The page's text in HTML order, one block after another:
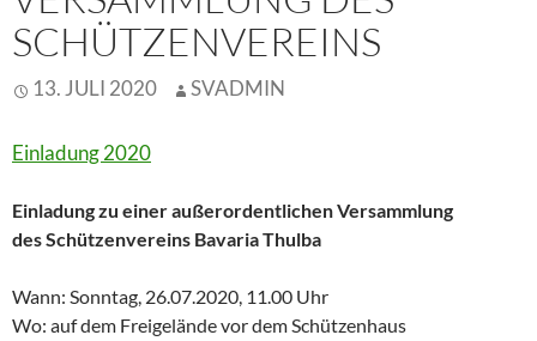
CHÜTZENVEREINS
13. JULI 2020 SVADMIN
Einladung 2020
Einladung zu einer außerordentlichen Versammlung
des Schützenvereins Bavaria Thulba
Wann: Sonntag, 26.07.2020, 11.00 Uhr
Wo: auf dem Freigelände vor dem Schützenhaus